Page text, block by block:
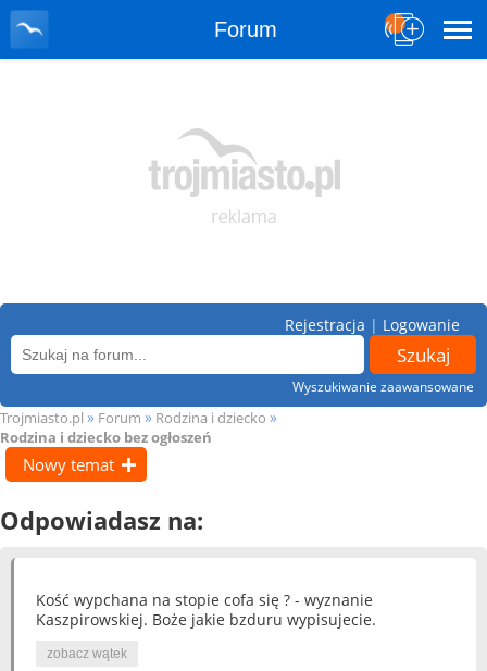
Forum
Wyszukiwanie zaawansowane
Rejestracja | Logowanie
Trojmiasto.pl » Forum » Rodzina i dziecko »
Rodzina i dziecko bez ogłoszeń
Nowy temat
Odpowiadasz na:
Kość wypchana na stopie cofa się ? - wyznanie
Kaszpirowskiej. Boże jakie bzduru wypisujecie.
zobacz wątek